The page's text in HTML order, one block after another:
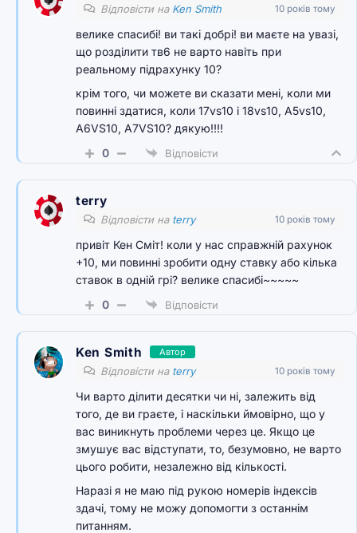
Відповісти на Ken Smith 10 років тому
велике спасибі! ви такі добрі! ви маєте на увазі,
що розділити тв6 не варто навіть при
реальному підрахунку 10?
крім того, чи можете ви сказати мені, коли ми
повинні здатися, коли 17vs10 і 18vs10, A5vs10,
A6VS10, A7VS10? дякую!!!!
0
Відповісти
terry
Відповісти на terry 10 років тому
привіт Кен Сміт! коли у нас справжній рахунок
+10, ми повинні зробити одну ставку або кілька
ставок в одній грі? велике спасибі~~~~~
0
Відповісти
Ken Smith Автор
Відповісти на terry 10 років тому
Чи варто ділити десятки чи ні, залежить від
того, де ви граєте, і наскільки ймовірно, що у
вас виникнуть проблеми через це. Якщо це
змушує вас відступати, то, безумовно, не варто
цього робити, незалежно від кількості.
Наразі я не маю під рукою номерів індексів
здачі, тому не можу допомогти з останнім
питанням.